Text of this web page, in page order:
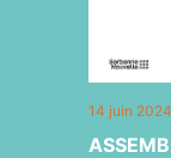
14 juin